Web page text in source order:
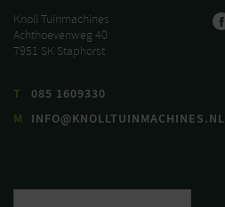
Knoll Tuinmachines
Achthoevenweg 40
7951 SK Staphorst
T
085 1609330
M
INFO@KNOLLTUINMACHINES.NL